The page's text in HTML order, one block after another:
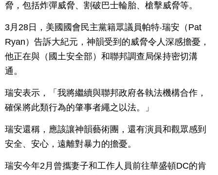
脅，包括炸彈威脅、割破巴士輪胎、槍擊威脅等。
3月28日，美國國會民主黨籍眾議員帕特‧瑞安（Pat
Ryan）告訴大紀元，神韻受到的威脅令人深感擔憂，
他正在與（國土安全部）和聯邦調查局保持密切溝
通。
瑞安表示，「我將繼續與聯邦政府各執法機構合作，
確保將此類行為的肇事者繩之以法。」
瑞安還稱，應該讓神韻藝術團，還有演員和觀眾感到
安全、安心，遠離對暴力的擔憂。
瑞安今年2月曾攜妻子和工作人員前往華盛頓DC的肯